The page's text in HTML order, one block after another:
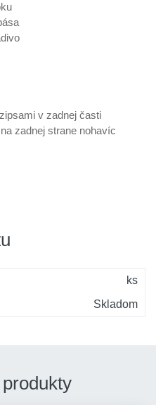
v zadnej časti
zadnej strane nohavíc
ks
Skladom